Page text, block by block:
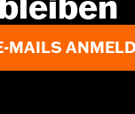
MAILS